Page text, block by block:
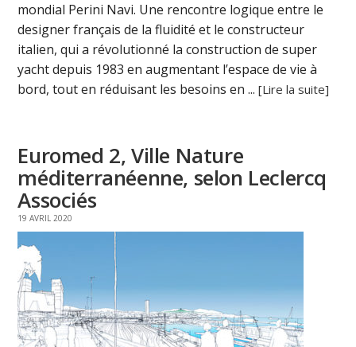
mondial Perini Navi. Une rencontre logique entre le
designer français de la fluidité et le constructeur
italien, qui a révolutionné la construction de super
yacht depuis 1983 en augmentant l’espace de vie à
bord, tout en réduisant les besoins en ...[Lire la suite]
Euromed 2, Ville Nature
méditerranéenne, selon Leclercq
Associés
19 AVRIL 2020